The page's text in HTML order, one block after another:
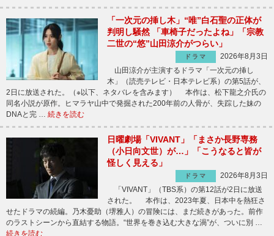
「一次元の挿し木」“唯”白石聖の正体が
判明し騒然 「車椅子だったよね」「宗教
二世の“悠”山田涼介がつらい」
ドラマ
2026年8月3日
山田涼介が主演するドラマ「一次元の挿し
木」（読売テレビ・日本テレビ系）の第5話が、
2日に放送された。（※以下、ネタバレを含みます） 本作は、松下龍之介氏の
同名小説が原作。ヒマラヤ山中で発掘された200年前の人骨が、失踪した妹の
DNAと完 … 続きを読む
日曜劇場「VIVANT」「まさか長野専務
（小日向文世）が…」「こうなると皆が
怪しく見える」
ドラマ
2026年8月3日
「VIVANT」（TBS系）の第12話が2日に放送
された。 本作は、2023年夏、日本中を熱狂さ
せたドラマの続編。乃木憂助（堺雅人）の冒険には、まだ続きがあった。前作
のラストシーンから直結する物語。“世界を巻き込む大きな渦”が、ついに別 …
続きを読む